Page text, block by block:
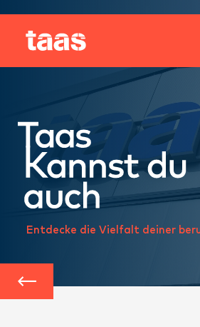
Entdecke die Vielfalt deiner